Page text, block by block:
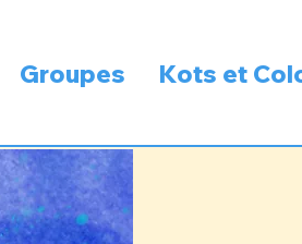
Groupes Kots et